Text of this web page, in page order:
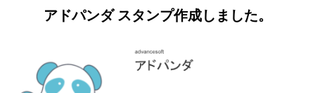
アドパンダ スタンプ作成しました。